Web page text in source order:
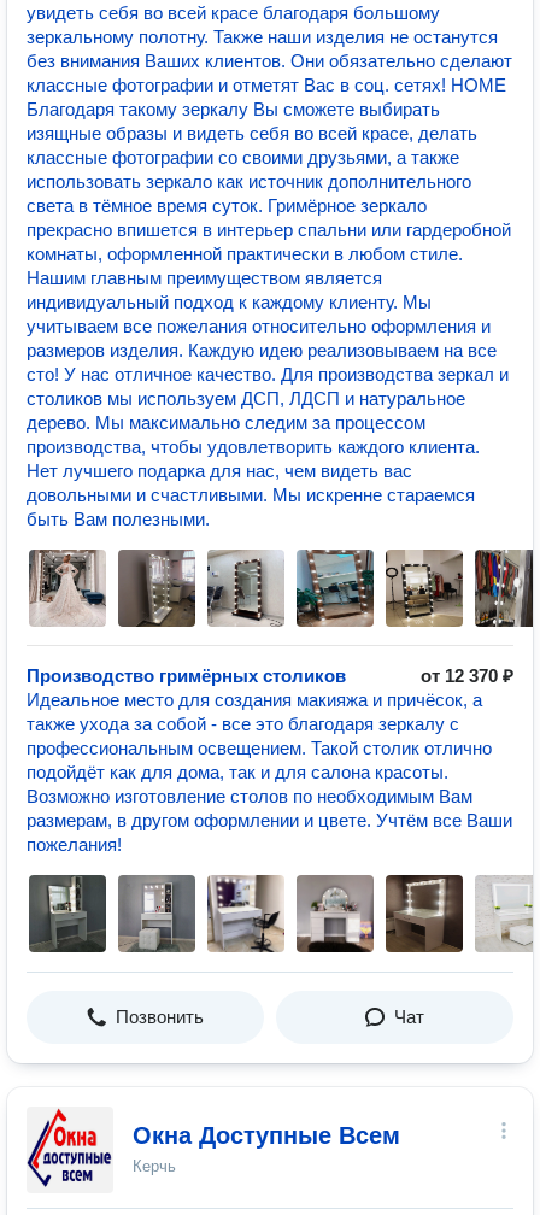
увидеть себя во всей красе благодаря большому
зеркальному полотну. Также наши изделия не останутся
без внимания Ваших клиентов. Они обязательно сделают
классные фотографии и отметят Вас в соц. сетях! HOME
Благодаря такому зеркалу Вы сможете выбирать
изящные образы и видеть себя во всей красе, делать
классные фотографии со своими друзьями, а также
использовать зеркало как источник дополнительного
света в тёмное время суток. Гримёрное зеркало
прекрасно впишется в интерьер спальни или гардеробной
комнаты, оформленной практически в любом стиле.
Нашим главным преимуществом является
индивидуальный подход к каждому клиенту. Мы
учитываем все пожелания относительно оформления и
размеров изделия. Каждую идею реализовываем на все
сто! У нас отличное качество. Для производства зеркал и
столиков мы используем ДСП, ЛДСП и натуральное
дерево. Мы максимально следим за процессом
производства, чтобы удовлетворить каждого клиента.
Нет лучшего подарка для нас, чем видеть вас
довольными и счастливыми. Мы искренне стараемся
быть Вам полезными.
Производство гримёрных столиков
от 12 370 ₽
Идеальное место для создания макияжа и причёсок, а
также ухода за собой - все это благодаря зеркалу с
профессиональным освещением. Такой столик отлично
подойдёт как для дома, так и для салона красоты.
Возможно изготовление столов по необходимым Вам
размерам, в другом оформлении и цвете. Учтём все Ваши
пожелания!
Позвонить Чат
Окна Доступные Всем
Керчь